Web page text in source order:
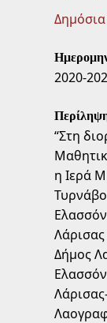
2020-
“Στη
η Ιερά
Δήμος